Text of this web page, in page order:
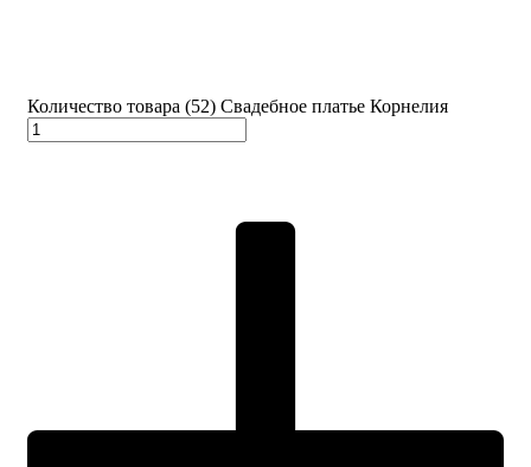
Количество товара (52) Свадебное платье Корнелия